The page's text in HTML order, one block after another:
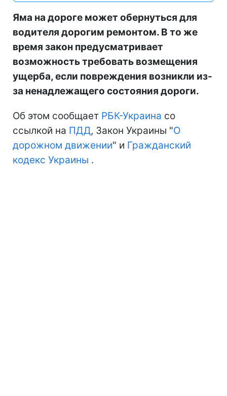
Яма на дороге может обернуться для
водителя дорогим ремонтом. В то же
время закон предусматривает
возможность требовать возмещения
ущерба, если повреждения возникли из-
за ненадлежащего состояния дороги.
Об этом сообщает РБК-Украина со
ссылкой на ПДД, Закон Украины "О
дорожном движении" и Гражданский
кодекс Украины .